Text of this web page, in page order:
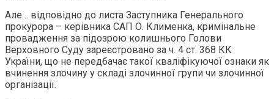
Але… відповідно до листа Заступника Генерального
прокурора – керівника САП О. Клименка, кримінальне
провадження за підозрою колишнього Голови
Верховного Суду зареєстровано за ч. 4 ст. 368 КК
України, що не передбачає такої кваліфікуючої ознаки як
вчинення злочину у складі злочинної групи чи злочинної
організації.